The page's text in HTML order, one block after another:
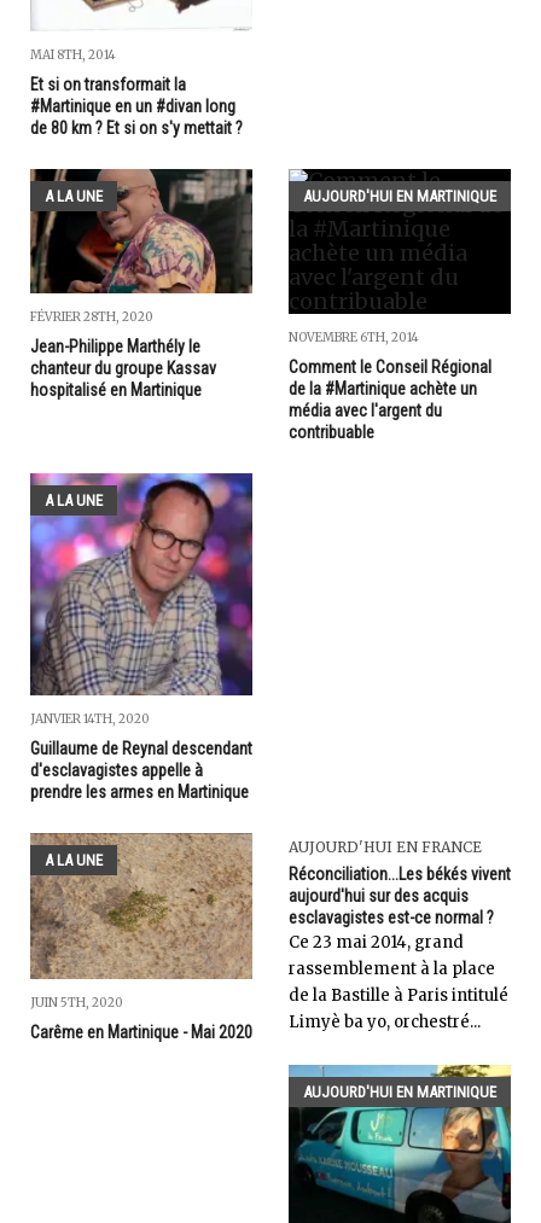
MAI 8TH, 2014
Et si on transformait la
#Martinique en un #divan long
de 80 km ? Et si on s'y mettait ?
A LA UNE
FÉVRIER 28TH, 2020
Jean-Philippe Marthély le
chanteur du groupe Kassav
hospitalisé en Martinique
AUJOURD'HUI EN MARTINIQUE
NOVEMBRE 6TH, 2014
Comment le Conseil Régional
de la #Martinique achète un
média avec l'argent du
contribuable
A LA UNE
JANVIER 14TH, 2020
Guillaume de Reynal descendant
d'esclavagistes appelle à
prendre les armes en Martinique
A LA UNE
JUIN 5TH, 2020
Carême en Martinique - Mai 2020
AUJOURD'HUI EN FRANCE
Réconciliation...Les békés vivent
aujourd'hui sur des acquis
esclavagistes est-ce normal ?
Ce 23 mai 2014, grand
rassemblement à la place
de la Bastille à Paris intitulé
Limyè ba yo, orchestré...
AUJOURD'HUI EN MARTINIQUE